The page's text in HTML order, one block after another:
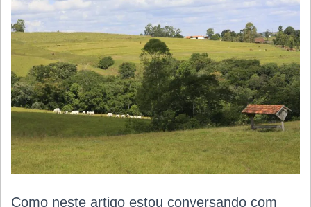
Como neste artigo estou conversando com